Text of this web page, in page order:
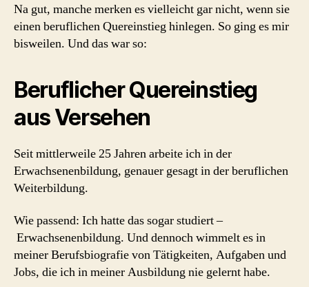
Na gut, manche merken es vielleicht gar nicht, wenn sie
einen beruflichen Quereinstieg hinlegen. So ging es mir
bisweilen. Und das war so:
Beruflicher Quereinstieg
aus Versehen
Seit mittlerweile 25 Jahren arbeite ich in der
Erwachsenenbildung, genauer gesagt in der beruflichen
Weiterbildung.
Wie passend: Ich hatte das sogar studiert –
Erwachsenenbildung. Und dennoch wimmelt es in
meiner Berufsbiografie von Tätigkeiten, Aufgaben und
Jobs, die ich in meiner Ausbildung nie gelernt habe.